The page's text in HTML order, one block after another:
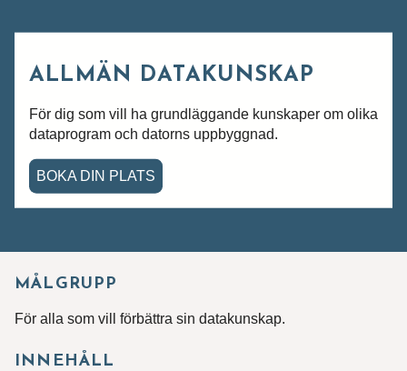
ALLMÄN DATAKUNSKAP
För dig som vill ha grundläggande kunskaper om olika
dataprogram och datorns uppbyggnad.
BOKA DIN PLATS
MÅLGRUPP
För alla som vill förbättra sin datakunskap.
INNEHÅLL